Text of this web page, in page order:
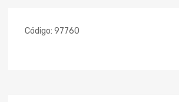
Código: 97760